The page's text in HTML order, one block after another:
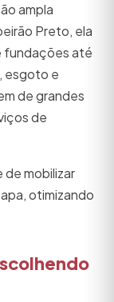
ampla
Preto, ela
fundações até
esgoto e
de grandes
de
de mobilizar
otimizando